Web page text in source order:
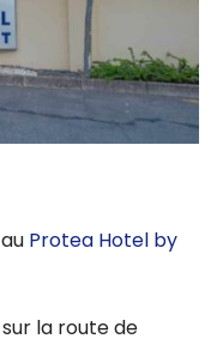
Protea Hotel by
la route de